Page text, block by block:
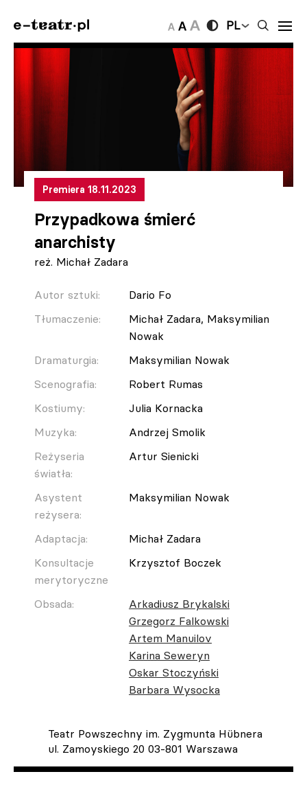
PL
Premiera 18.11.2023
Przypadkowa śmierć
anarchisty
reż. Michał Zadara
Autor sztuki:
Dario Fo
Tłumaczenie:
Michał Zadara, Maksymilian
Nowak
Dramaturgia:
Maksymilian Nowak
Scenografia:
Robert Rumas
Kostiumy:
Julia Kornacka
Muzyka:
Andrzej Smolik
Reżyseria
światła:
Artur Sienicki
Asystent
reżysera:
Maksymilian Nowak
Adaptacja:
Michał Zadara
Konsultacje
merytoryczne
Krzysztof Boczek
Obsada:
Arkadiusz Brykalski
Grzegorz Falkowski
Artem Manuilov
Karina Seweryn
Oskar Stoczyński
Barbara Wysocka
Teatr Powszechny im. Zygmunta Hübnera
ul. Zamoyskiego 20 03-801 Warszawa